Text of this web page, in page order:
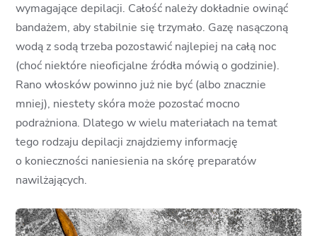
wymagające depilacji. Całość należy dokładnie owinąć
bandażem, aby stabilnie się trzymało. Gazę nasączoną
wodą z sodą trzeba pozostawić najlepiej na całą noc
(choć niektóre nieoficjalne źródła mówią o godzinie).
Rano włosków powinno już nie być (albo znacznie
mniej), niestety skóra może pozostać mocno
podrażniona. Dlatego w wielu materiałach na temat
tego rodzaju depilacji znajdziemy informację
o konieczności naniesienia na skórę preparatów
nawilżających.